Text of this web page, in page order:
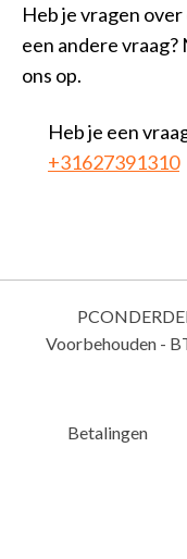
Heb je vragen
een andere
ons op.
Heb je een
+31627391310
Voorbehouden -
Betalingen